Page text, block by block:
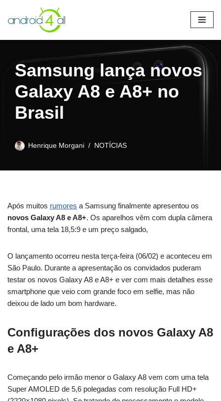
Pular
para
conteúdo
Samsung lança novos
Galaxy A8 e A8+ no
Brasil
Henrique Morgani NOTÍCIAS
Após muitos rumores a Samsung finalmente apresentou os
novos Galaxy A8 e A8+. Os aparelhos vêm com dupla câmera
frontal, uma tela 18,5:9 e um preço salgado,
O lançamento ocorreu nesta terça-feira (06/02) e aconteceu em
São Paulo. Durante a apresentação os convidados puderam
testar os novos Galaxy A8 e A8+ e ver com mais detalhes esse
smartphone que veio com grande foco em selfie, mas não
deixou de lado um bom hardware.
Configurações dos novos Galaxy A8
e A8+
Começando pelo irmão menor o Galaxy A8 vem com uma tela
Super AMOLED de 5,6 polegadas com resolução Full HD+